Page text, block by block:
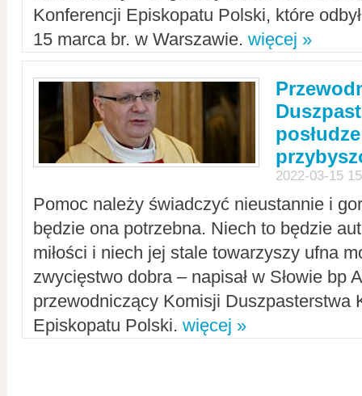
Konferencji Episkopatu Polski, które
15 marca br. w Warszawie. więcej »
2022-03-15
Pomoc należy świadczyć nieustannie i
będzie ona potrzebna. Niech to będzie
miłości i niech jej stale towarzyszy ufna
zwycięstwo dobra – napisał w Słowie bp
przewodniczący Komisji Duszpasterstwa
Episkopatu Polski. więcej »